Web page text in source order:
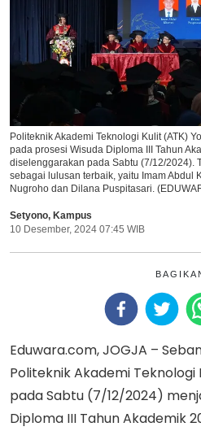
Ikuti
Politeknik Akademi Teknologi Kulit (ATK)
pada prosesi Wisuda Diploma III Tahun
diselenggarakan pada Sabtu (7/12/2024).
sebagai lulusan terbaik, yaitu Imam Abdul
Nugroho dan Dilana Puspitasari.
Setyono, Kampus
10 Desember, 2024 07:45 WIB
Eduwara.com, JOGJA –
Politeknik Akademi
pada Sabtu (7/12/2024)
Diploma III Tahun Akademik